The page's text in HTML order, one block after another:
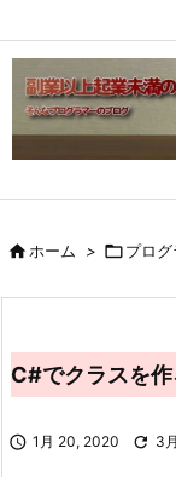
ホーム > プロ
C#でクラスを
 1月 20, 2020  3